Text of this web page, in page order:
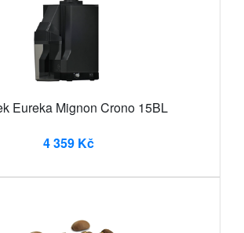
Eureka Mignon Crono 15BL
4 359 Kč